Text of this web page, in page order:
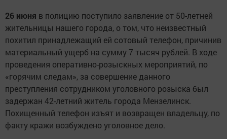
26 июня в полицию поступило заявление от 50-летней
жительницы нашего города, о том, что неизвестный
похитил принадлежащий ей сотовый телефон, причинив
материальный ущерб на сумму 7 тысяч рублей. В ходе
проведения оперативно-розыскных мероприятий, по
«горячим следам», за совершение данного
преступления сотрудником уголовного розыска был
задержан 42-летний житель города Мензелинск.
Похищенный телефон изъят и возвращен владельцу, по
факту кражи возбуждено уголовное дело.